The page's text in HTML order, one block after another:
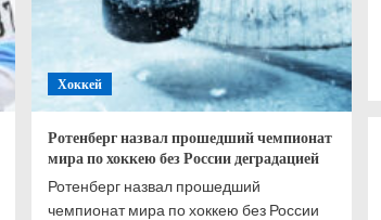
Хоккей
Ротенберг назвал прошедший чемпионат
мира по хоккею без России деградацией
Ротенберг назвал прошедший
чемпионат мира по хоккею без России